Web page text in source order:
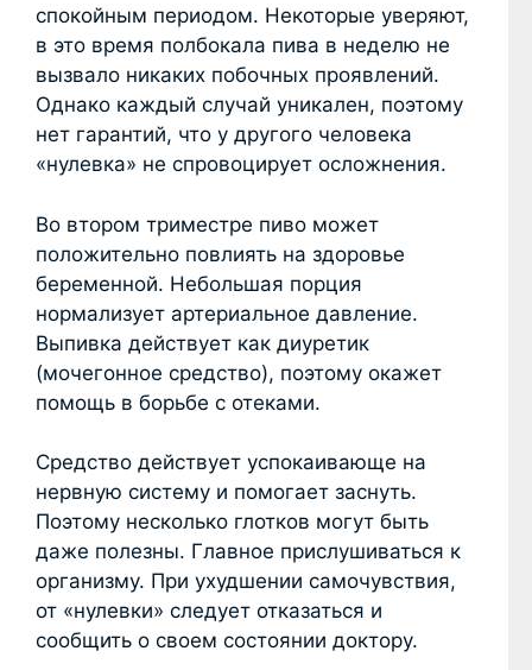
спокойным периодом. Некоторые уверяют,
в это время полбокала пива в неделю не
вызвало никаких побочных проявлений.
Однако каждый случай уникален, поэтому
нет гарантий, что у другого человека
«нулевка» не спровоцирует осложнения.
Во втором триместре пиво может
положительно повлиять на здоровье
беременной. Небольшая порция
нормализует артериальное давление.
Выпивка действует как диуретик
(мочегонное средство), поэтому окажет
помощь в борьбе с отеками.
Средство действует успокаивающе на
нервную систему и помогает заснуть.
Поэтому несколько глотков могут быть
даже полезны. Главное прислушиваться к
организму. При ухудшении самочувствия,
от «нулевки» следует отказаться и
сообщить о своем состоянии доктору.